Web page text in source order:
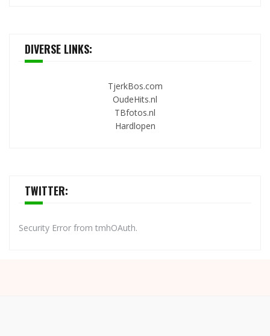
DIVERSE LINKS:
TjerkBos.com
OudeHits.nl
TBfotos.nl
Hardlopen
TWITTER:
Security Error from tmhOAuth.